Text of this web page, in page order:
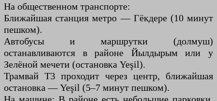
На общественном транспорте:
Ближайшая станция метро — Гёкдере (10 минут
пешком).
Автобусы и маршрутки (долмуш)
останавливаются в районе Йылдырым или у
Зелёной мечети (остановка Yeşil).
Трамвай Т3 проходит через центр, ближайшая
остановка — Yeşil (5–7 минут пешком).